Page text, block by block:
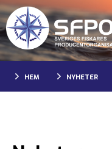
HEM NYHETER